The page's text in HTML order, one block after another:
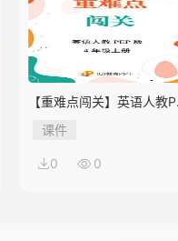
【重难点闯关】英语人教
版4年级上册Unit 2
课件
0 0